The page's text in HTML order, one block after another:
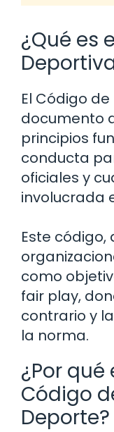
¿Qué es
El Código
documento
principios
conducta
oficiales y
involucrada
Este
como
fair play,
contrario y
la norma.
¿Por
Código
Deporte?